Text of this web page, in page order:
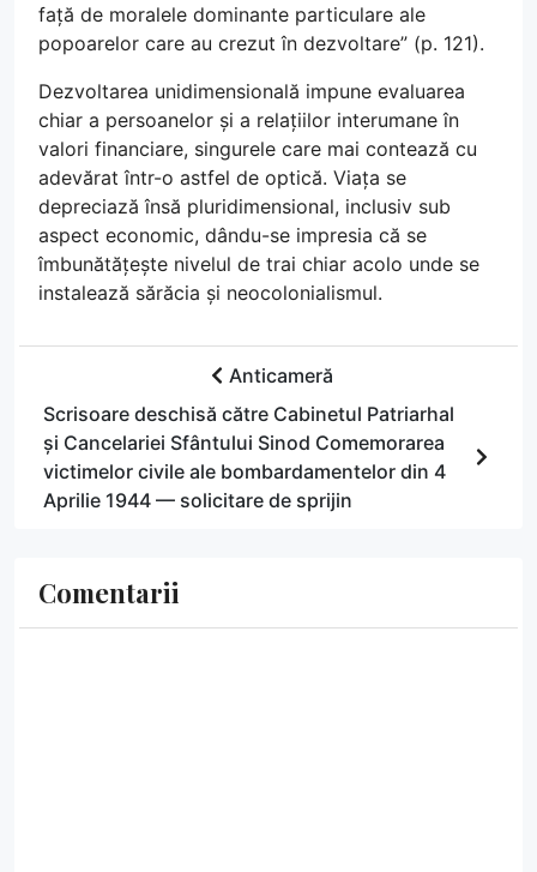
față de moralele dominante particulare ale
popoarelor care au crezut în dezvoltare” (p. 121).
Dezvoltarea unidimensională impune evaluarea
chiar a persoanelor și a relațiilor interumane în
valori financiare, singurele care mai contează cu
adevărat într-o astfel de optică. Viața se
depreciază însă pluridimensional, inclusiv sub
aspect economic, dându-se impresia că se
îmbunătățește nivelul de trai chiar acolo unde se
instalează sărăcia și neocolonialismul.
Anticameră
Scrisoare deschisă către Cabinetul Patriarhal
și Cancelariei Sfântului Sinod Comemorarea
victimelor civile ale bombardamentelor din 4
Aprilie 1944 — solicitare de sprijin
Comentarii